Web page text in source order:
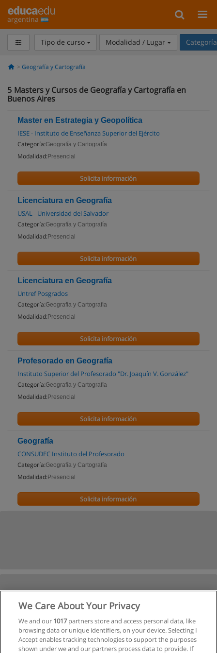
argentina
Tipo de curso Modalidad / Lugar
Geografía y Cartografía
5 Masters y Cursos de Geografía y Cartografía en
Buenos Aires
Master en Estrategia y Geopolítica
IESE - Instituto de Enseñanza Superior del Ejército
Categoría:Geografía y Cartografía
Modalidad: Presencial
Solicita información
Licenciatura en Geografía
USAL - Universidad del Salvador
Categoría:Geografía y Cartografía
Modalidad: Presencial
Solicita información
Licenciatura en Geografía
Untref Posgrados
Categoría:Geografía y Cartografía
Modalidad: Presencial
Solicita información
Profesorado en Geografía
Instituto Superior del Profesorado "Dr. Joaquín V. González"
Categoría:Geografía y Cartografía
Modalidad: Presencial
Solicita información
Geografía
CONSUDEC Instituto del Profesorado
Categoría:Geografía y Cartografía
Modalidad: Presencial
Solicita información
We Care About Your Privacy
We and our 1017partners store and access personal data, like
browsing data or unique identifiers, on your device. Selecting I
Accept enables tracking technologies to support the purposes
shown under we and our partners process data to provide. If